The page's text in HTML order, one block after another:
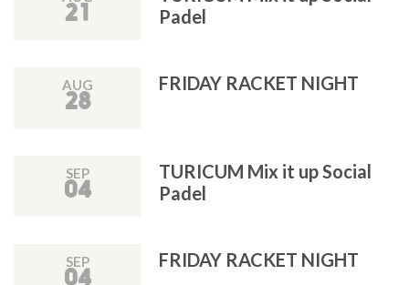
21
Padel
AUG
28
FRIDAY RACKET NIGHT
SEP
04
TURICUM Mix it up Social
Padel
SEP
04
FRIDAY RACKET NIGHT